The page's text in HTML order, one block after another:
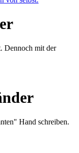
Dennoch mit der
Hand schreiben.